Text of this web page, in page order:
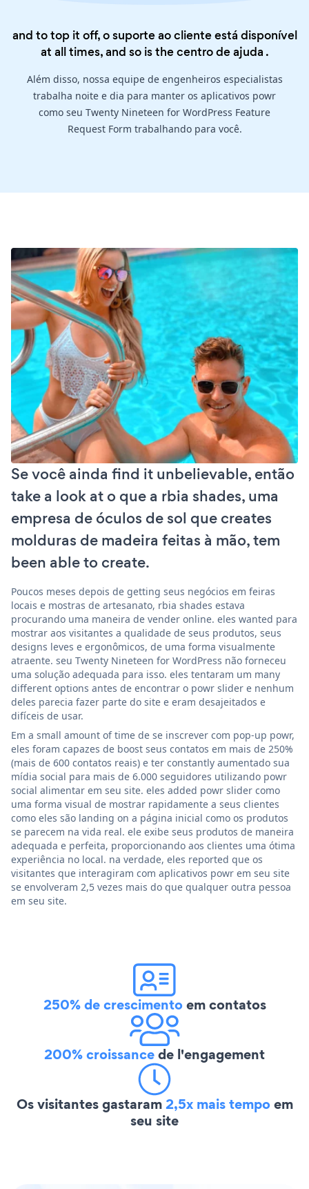
and to top it off, o suporte ao cliente está disponível
at all times, and so is thecentro de ajuda .
Além disso, nossa equipe de engenheiros especialistas
trabalha noite e dia para manter os aplicativos powr
como seu Twenty Nineteen for WordPress Feature
Request Form trabalhando para você.
Se você ainda find it unbelievable, então
take a look at o que a rbia shades, uma
empresa de óculos de sol que creates
molduras de madeira feitas à mão, tem
been able to create.
Poucos meses depois de getting seus negócios em feiras
locais e mostras de artesanato, rbia shades estava
procurando uma maneira de vender online. eles wanted para
mostrar aos visitantes a qualidade de seus produtos, seus
designs leves e ergonômicos, de uma forma visualmente
atraente. seu Twenty Nineteen for WordPress não forneceu
uma solução adequada para isso. eles tentaram um many
different options antes de encontrar o powr slider e nenhum
deles parecia fazer parte do site e eram desajeitados e
difíceis de usar.
Em a small amount of time de se inscrever com pop-up powr,
eles foram capazes de boost seus contatos em mais de 250%
(mais de 600 contatos reais) e ter constantly aumentado sua
mídia social para mais de 6.000 seguidores utilizando powr
social alimentar em seu site. eles added powr slider como
uma forma visual de mostrar rapidamente a seus clientes
como eles são landing on a página inicial como os produtos
se parecem na vida real. ele exibe seus produtos de maneira
adequada e perfeita, proporcionando aos clientes uma ótima
experiência no local. na verdade, eles reported que os
visitantes que interagiram com aplicativos powr em seu site
se envolveram 2,5 vezes mais do que qualquer outra pessoa
em seu site.
250% de crescimentoem contatos
200% croissancede l'engagement
Os visitantes gastaram2,5x mais tempoem
seu site